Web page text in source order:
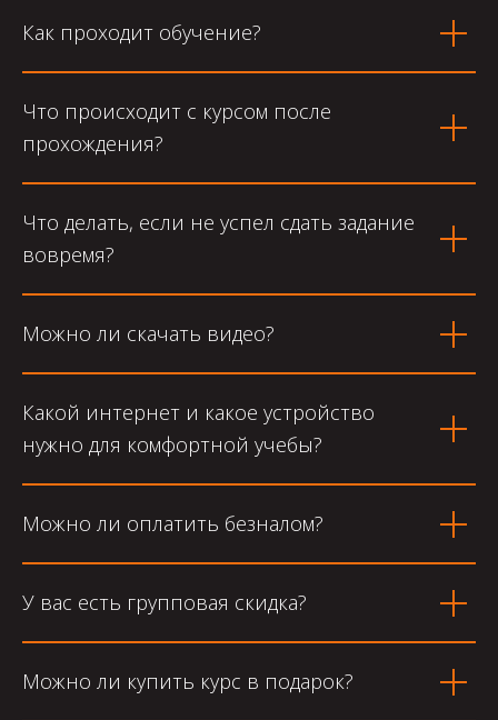
Как проходит обучение?
Что происходит с курсом после
прохождения?
Что делать, если не успел сдать задание
вовремя?
Можно ли скачать видео?
Какой интернет и какое устройство
нужно для комфортной учебы?
Можно ли оплатить безналом?
У вас есть групповая скидка?
Можно ли купить курс в подарок?